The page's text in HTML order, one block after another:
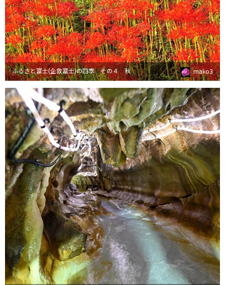
ふるさと富士(企救富士)の四季 その４ 秋 mako3